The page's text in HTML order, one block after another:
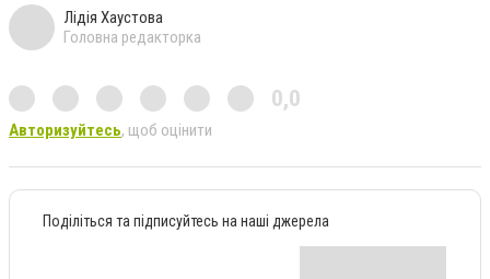
Лідія Хаустова
Головна редакторка
0,0
Авторизуйтесь, щоб оцінити
Поділіться та підписуйтесь на наші джерела